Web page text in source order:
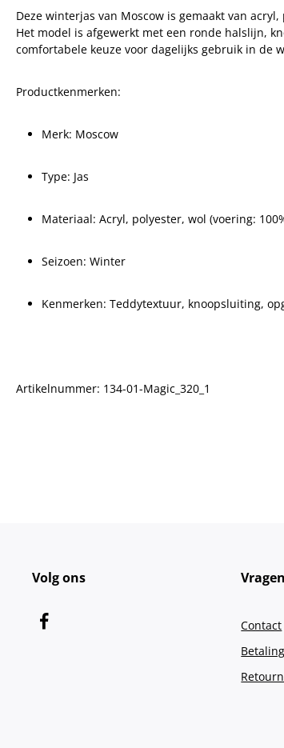
Deze winterjas van Moscow is gemaakt van
Het model is afgewerkt met een ronde halslijn,
comfortabele keuze voor dagelijks gebruik in de
Productkenmerken:
Merk: Moscow
Type: Jas
Materiaal: Acryl, polyester, wol (voering:
Seizoen: Winter
Kenmerken: Teddytextuur, knoopsluiting,
Artikelnummer: 134-01-Magic_320_1
Volg ons Vragen
Contact